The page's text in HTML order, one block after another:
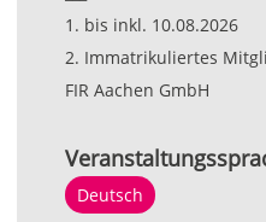
1. bis inkl. 10.08.2026
2. Immatrikuliertes
FIR Aachen GmbH
Deutsch